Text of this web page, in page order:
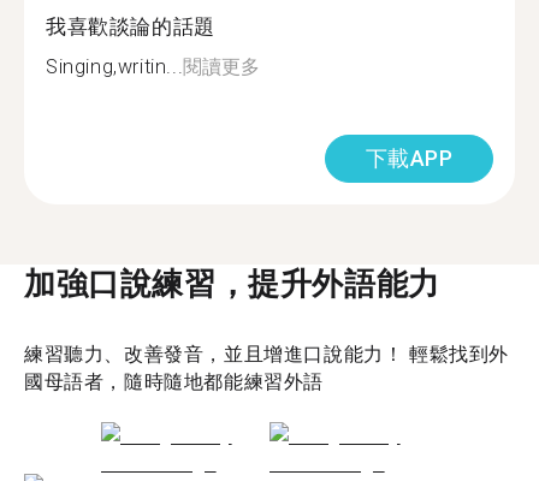
我喜歡談論的話題
Singing,writin... 閱讀更多
下載APP
加強口說練習，提升外語能力
練習聽力、改善發音，並且增進口說能力！ 輕鬆找到外
國母語者，隨時隨地都能練習外語